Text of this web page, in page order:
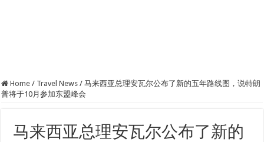
Home / Travel News / 马来西亚总理安瓦尔公布了新的五年路线图，说特朗
普将于10月参加东盟峰会
马来西亚总理安瓦尔公布了新的